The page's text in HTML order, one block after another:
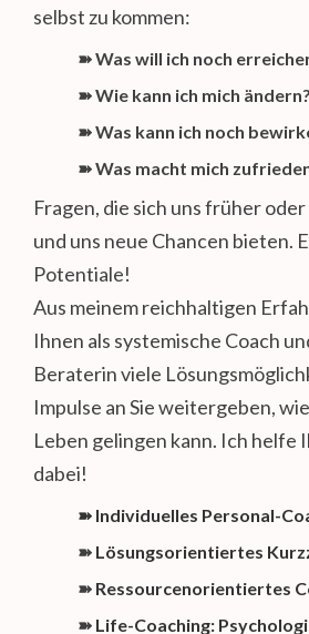
selbst zu kommen:
➽Was will ich noch
➽Wie kann ich mich ändern?
➽Was kann ich noch
➽Was macht mich
Fragen, die sich uns früher
und uns neue Chancen bieten.
Potentiale!
Aus meinem reichhaltigen
Ihnen als systemische Coach
Beraterin viele
Impulse an Sie weitergeben,
Leben gelingen kann. Ich helfe
dabei!
➽ Individuelles Personal-
➽ Lösungsorientiertes
➽ Ressourcenorientiertes
➽ Life-Coaching: